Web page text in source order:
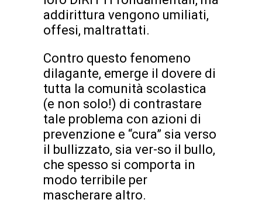
addirittura vengono umiliati,
offesi, maltrattati.
Contro questo fenomeno
dilagante, emerge il dovere di
tutta la comunità scolastica
(e non solo!) di contrastare
tale problema con azioni di
prevenzione e “cura” sia verso
il bullizzato, sia ver-so il bullo,
che spesso si comporta in
modo terribile per
mascherare altro.